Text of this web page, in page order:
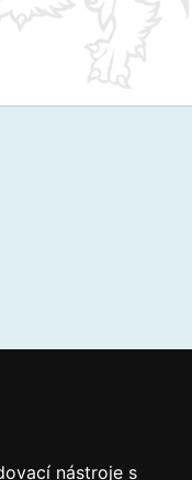
nástroje s